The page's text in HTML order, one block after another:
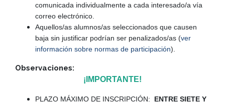
comunicada individualmente a cada interesado/a vía
correo electrónico.
Aquellos/as alumnos/as seleccionados que causen
baja sin justificar podrían ser penalizados/as (ver
información sobre normas de participación).
Observaciones:
¡IMPORTANTE!
PLAZO MÁXIMO DE INSCRIPCIÓN:
ENTRE SIETE Y